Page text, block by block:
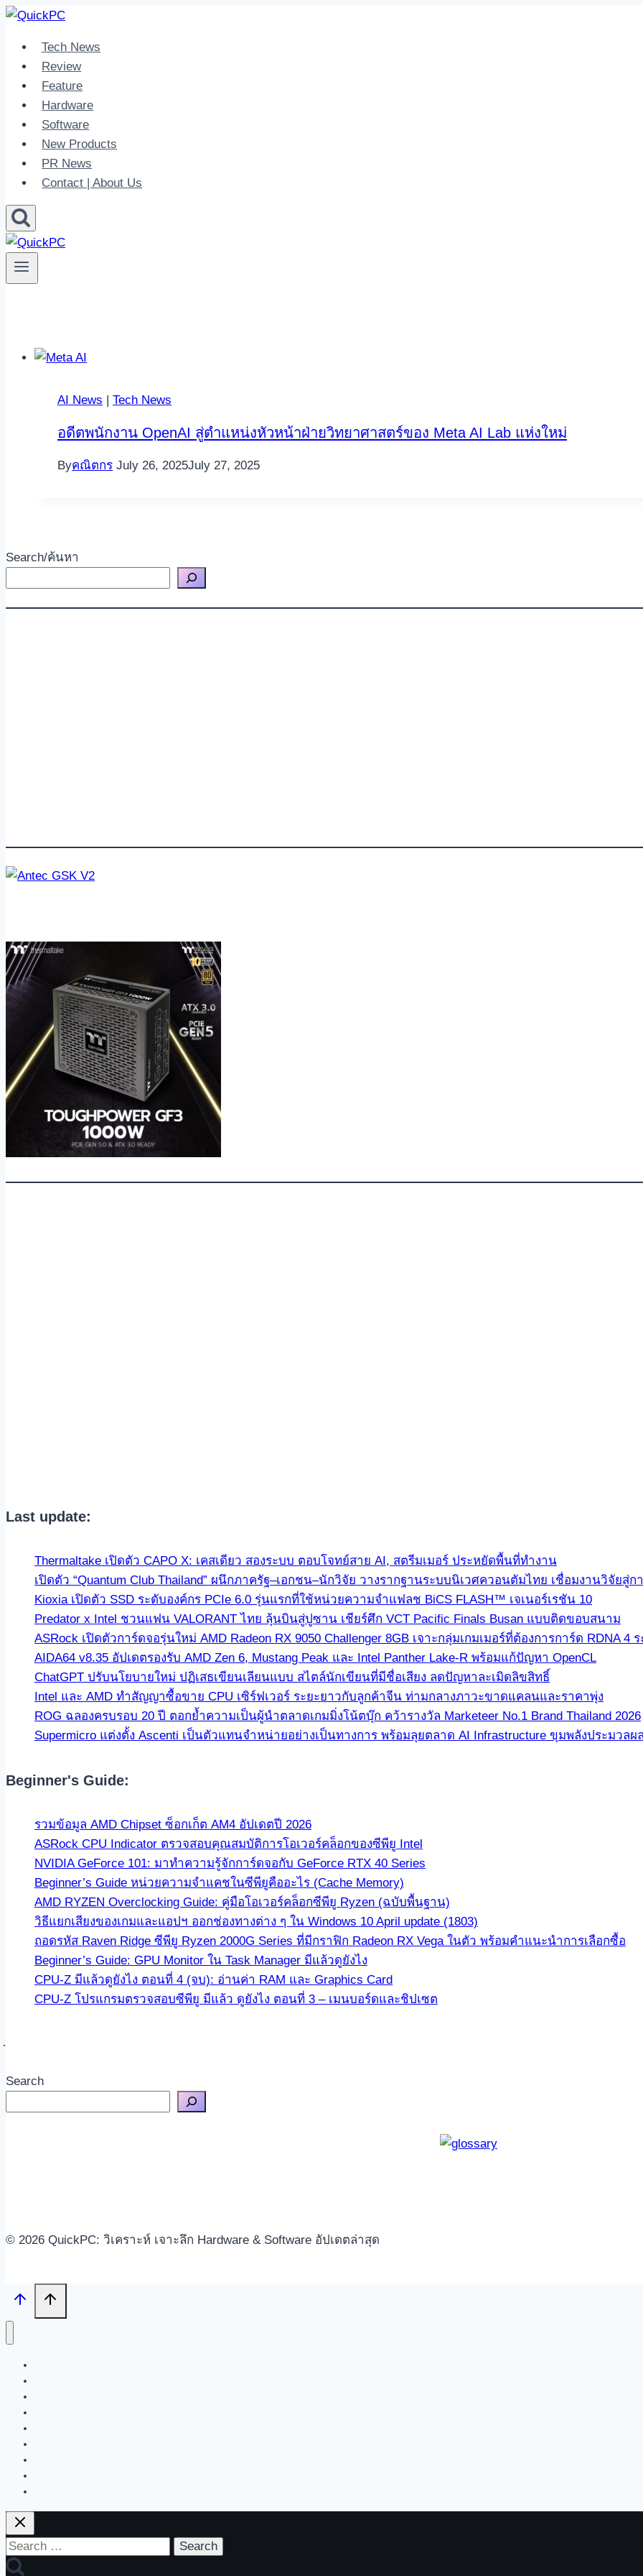
Skip
contentTech News
Review
Feature
Hardware
Software
New Products
PR News
Contact | About Us
AI News | Tech News
อดีตพนักงาน OpenAI สู่ตำแหน่งหัวหน้าฝ่ายวิทยาศาสตร์ของ Meta AI Lab แห่งใหม่
Byคณิตกร July 26, 2025July 27, 2025
Search/ค้นหา
Last update:
Thermaltake เปิดตัว CAPO X: เคสเดียว สองระบบ ตอบโจทย์สาย AI, สตรีมเมอร์ ประหยัดพื้นที่ทำงาน
เปิดตัว “Quantum Club Thailand” ผนึกภาครัฐ–เอกชน–นักวิจัย วางรากฐานระบบนิเวศควอนตัมไทย เชื่อมงานวิจัยสู่
Kioxia เปิดตัว SSD ระดับองค์กร PCIe 6.0 รุ่นแรกที่ใช้หน่วยความจำแฟลช BiCS FLASH™ เจเนอร์เรชัน 10
Predator x Intel ชวนแฟน VALORANT ไทย ลุ้นบินสู่ปูซาน เชียร์ศึก VCT Pacific Finals Busan แบบติดขอบสนาม
ASRock เปิดตัวการ์ดจอรุ่นใหม่ AMD Radeon RX 9050 Challenger 8GB เจาะกลุ่มเกมเมอร์ที่ต้องการการ์ด RDNA 4
AIDA64 v8.35 อัปเดตรองรับ AMD Zen 6, Mustang Peak และ Intel Panther Lake-R พร้อมแก้ปัญหา OpenCL
ChatGPT ปรับนโยบายใหม่ ปฏิเสธเขียนเลียนแบบ สไตล์นักเขียนที่มีชื่อเสียง ลดปัญหาละเมิดลิขสิทธิ์
Intel และ AMD ทำสัญญาซื้อขาย CPU เซิร์ฟเวอร์ ระยะยาวกับลูกค้าจีน ท่ามกลางภาวะขาดแคลนและราคาพุ่ง
ROG ฉลองครบรอบ 20 ปี ตอกย้ำความเป็นผู้นำตลาดเกมมิ่งโน้ตบุ๊ก คว้ารางวัล Marketeer No.1 Brand Thailand 2026
Supermicro แต่งตั้ง Ascenti เป็นตัวแทนจำหน่ายอย่างเป็นทางการ พร้อมลุยตลาด AI Infrastructure ขุมพลังประมวล
Beginner's Guide:
รวมข้อมูล AMD Chipset ซ็อกเก็ต AM4 อัปเดตปี 2026
ASRock CPU Indicator ตรวจสอบคุณสมบัติการโอเวอร์คล็อกของซีพียู Intel
NVIDIA GeForce 101: มาทำความรู้จักการ์ดจอกับ GeForce RTX 40 Series
Beginner’s Guide หน่วยความจำแคชในซีพียูคืออะไร (Cache Memory)
AMD RYZEN Overclocking Guide: คู่มือโอเวอร์คล็อกซีพียู Ryzen (ฉบับพื้นฐาน)
วิธีแยกเสียงของเกมและแอปฯ ออกช่องทางต่าง ๆ ใน Windows 10 April update (1803)
ถอดรหัส Raven Ridge ซีพียู Ryzen 2000G Series ที่มีกราฟิก Radeon RX Vega ในตัว พร้อมคำแนะนำการเลือกซื้อ
Beginner’s Guide: GPU Monitor ใน Task Manager มีแล้วดูยังไง
CPU-Z มีแล้วดูยังไง ตอนที่ 4 (จบ): อ่านค่า RAM และ Graphics Card
CPU-Z โปรแกรมตรวจสอบซีพียู มีแล้ว ดูยังไง ตอนที่ 3 – เมนบอร์ดและชิปเซต
Search
© 2026 QuickPC: วิเคราะห์ เจาะลึก Hardware & Software อัปเดตล่าสุด
Search
for: